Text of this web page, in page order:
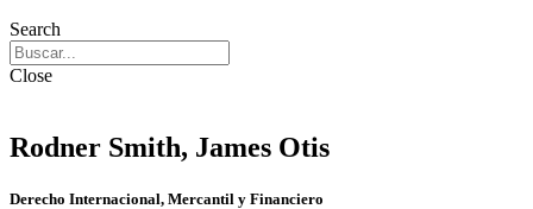
Search
Close
Rodner Smith, James Otis
Derecho Internacional, Mercantil y Financiero